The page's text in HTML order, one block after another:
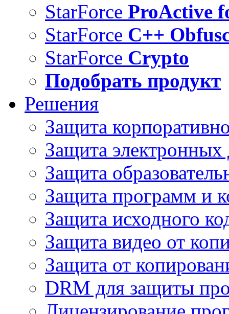
StarForce ProActive
StarForce C++
StarForce Crypto
Подобрать продукт
Решения
Защита
Защита электронных
Защита
Защита программ и
Защита исходного
Защита видео от
Защита от
DRM для защиты